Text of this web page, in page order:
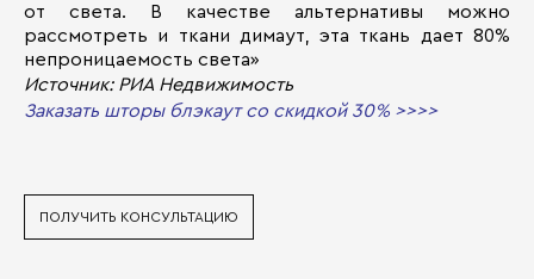
от света. В качестве альтернативы можно
рассмотреть и ткани димаут, эта ткань дает 80%
непроницаемость света»
Источник: РИА Недвижимость
Заказать шторы блэкаут со скидкой 30% >>>>
ПОЛУЧИТЬ КОНСУЛЬТАЦИЮ